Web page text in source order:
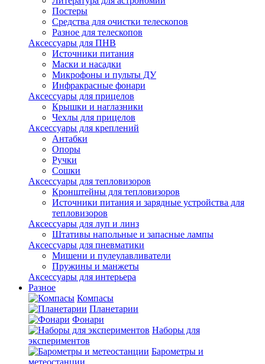
Постеры
Средства для очистки телескопов
Разное для телескопов
Аксессуары для ПНВ
Источники питания
Маски и насадки
Микрофоны и пульты ДУ
Инфракрасные фонари
Аксессуары для прицелов
Крышки и наглазники
Чехлы для прицелов
Аксессуары для креплений
Антабки
Опоры
Ручки
Сошки
Аксессуары для тепловизоров
Кронштейны для тепловизоров
Источники питания и зарядные устройства для
тепловизоров
Аксессуары для луп и линз
Штативы напольные и запасные лампы
Аксессуары для пневматики
Мишени и пулеулавливатели
Пружины и манжеты
Аксессуары для интерьера
Разное
Компасы
Планетарии
Фонари
Наборы для
экспериментов
Барометры и
метеостанции